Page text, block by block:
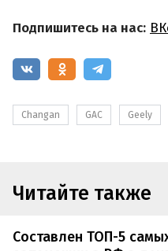
Подпишитесь на нас:
Changan GAC Geely
Читайте также
Составлен ТОП-5